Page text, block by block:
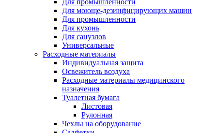
Для промышленности
Для моюще-дезинфицирующих машин
Для промышленности
Для кухонь
Для санузлов
Универсальные
Расходные материалы
Индивидуальная защита
Освежитель воздуха
Расходные материалы медицинского
назначения
Туалетная бумага
Листовая
Рулонная
Чехлы на оборудование